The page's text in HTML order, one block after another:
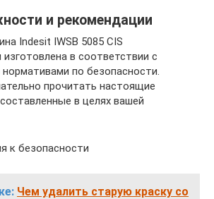
и рекомендации
Indesit IWSB 5085 CIS
в соответствии с
по безопасности.
прочитать настоящие
в целях вашей
к безопасности
Чем удалить старую краску со